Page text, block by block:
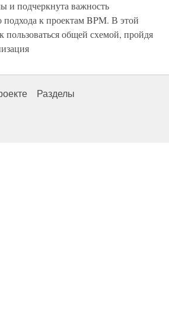
и подчеркнута важность
подхода к проектам BPM. В этой
пользоваться общей схемой, пройдя
Разделы